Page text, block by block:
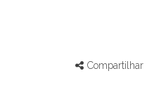
Compartilhar